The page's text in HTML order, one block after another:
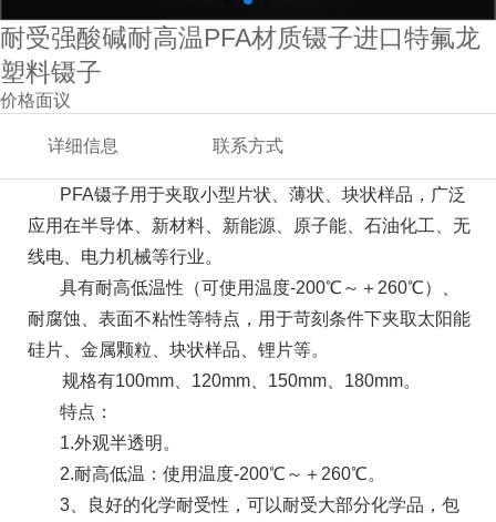
耐受强酸碱耐高温PFA材质镊子进口特氟龙
塑料镊子
价格面议
详细信息 联系方式
PFA镊子用于夹取小型片状、薄状、块状样品，广泛
应用在半导体、新材料、新能源、原子能、石油化工、无
线电、电力机械等行业。
具有耐高低温性（可使用温度-200℃～＋260℃）、
耐腐蚀、表面不粘性等特点，用于苛刻条件下夹取太阳能
硅片、金属颗粒、块状样品、锂片等。
规格有100mm、120mm、150mm、180mm。
特点：
1.外观半透明。
2.耐高低温：使用温度-200℃～＋260℃。
3、良好的化学耐受性，可以耐受大部分化学品，包